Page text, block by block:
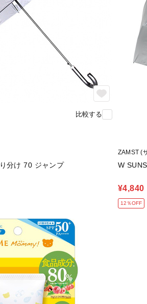
比較する
分け 70 ジャンプ
ZAMST (
W
¥4,840
12％OFF